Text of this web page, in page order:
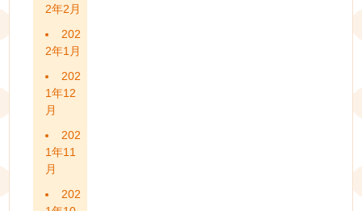
2年2月
202
2年1月
202
1年12
月
202
1年11
月
202